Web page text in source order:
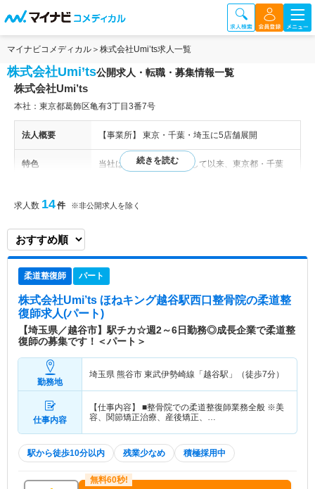
マイナビコメディカル 株式会社Umi’ts求人一覧
株式会社Umi’ts公開求人・転職・募集情報一覧
株式会社Umi’ts
本社：東京都葛飾区亀有3丁目3番7号
法人概要 【事業所】 東京・千葉・埼玉に5店舗展開
特色
当社は2018年2月に設立して以来、東京都・千葉
のもと、患者様だけではなく、スタッフや周囲の
求人数 14件 ※非公開求人を除く
柔道整復師 パート
株式会社Umi’ts ほねキング越谷駅西口整骨院の柔道整
復師求人(パート)
【埼玉県／越谷市】駅チカ☆週2～6日勤務◎成長企業で柔道整
復師の募集です！＜パート＞
勤務地
埼玉県 熊谷市 東武伊勢崎線「越谷駅」（徒歩7分）
仕事内容
【仕事内容】 ■整骨院での柔道整復師業務全般 ※美
容、関節矯正治療、産後矯正、…
駅から徒歩10分以内 残業少なめ 積極採用中